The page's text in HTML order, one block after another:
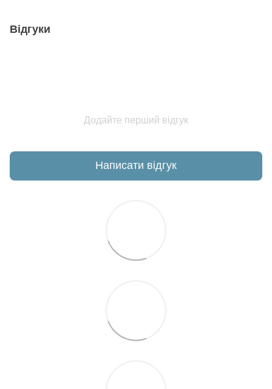
Відгуки
Додайте перший відгук
Написати відгук